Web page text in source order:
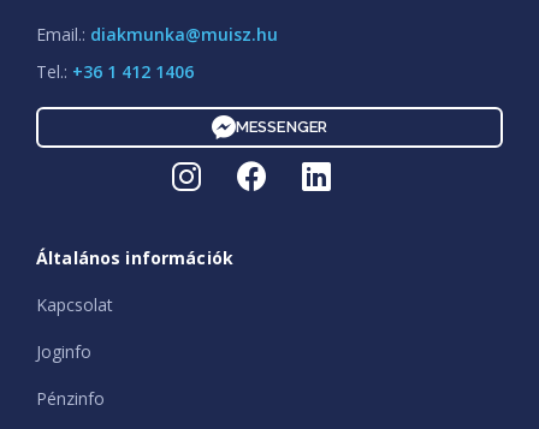
Email.: diakmunka@muisz.hu
Tel.: +36 1 412 1406
MESSENGER
Általános információk
Kapcsolat
Joginfo
Pénzinfo